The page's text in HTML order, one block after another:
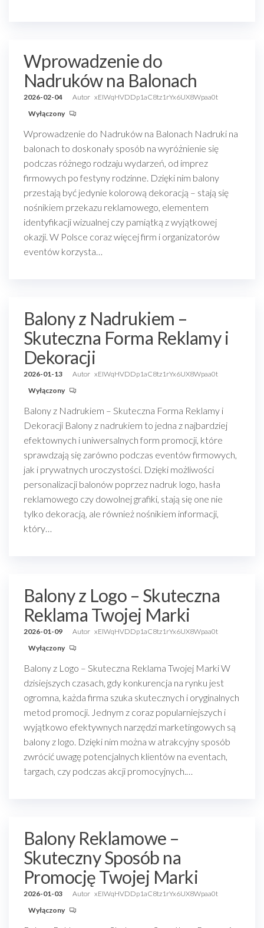
Wprowadzenie do
Nadruków na Balonach
2026-02-04 Autor xEIWqHVDDp1aC8tz1rYx6UX8Wpaa0t
Wyłączony
Wprowadzenie do Nadruków na Balonach Nadruki na
balonach to doskonały sposób na wyróżnienie się
podczas różnego rodzaju wydarzeń, od imprez
firmowych po festyny rodzinne. Dzięki nim balony
przestają być jedynie kolorową dekoracją – stają się
nośnikiem przekazu reklamowego, elementem
identyfikacji wizualnej czy pamiątką z wyjątkowej
okazji. W Polsce coraz więcej firm i organizatorów
eventów korzysta…
Balony z Nadrukiem –
Skuteczna Forma Reklamy i
Dekoracji
2026-01-13 Autor xEIWqHVDDp1aC8tz1rYx6UX8Wpaa0t
Wyłączony
Balony z Nadrukiem – Skuteczna Forma Reklamy i
Dekoracji Balony z nadrukiem to jedna z najbardziej
efektownych i uniwersalnych form promocji, które
sprawdzają się zarówno podczas eventów firmowych,
jak i prywatnych uroczystości. Dzięki możliwości
personalizacji balonów poprzez nadruk logo, hasła
reklamowego czy dowolnej grafiki, stają się one nie
tylko dekoracją, ale również nośnikiem informacji,
który…
Balony z Logo – Skuteczna
Reklama Twojej Marki
2026-01-09 Autor xEIWqHVDDp1aC8tz1rYx6UX8Wpaa0t
Wyłączony
Balony z Logo – Skuteczna Reklama Twojej Marki W
dzisiejszych czasach, gdy konkurencja na rynku jest
ogromna, każda firma szuka skutecznych i oryginalnych
metod promocji. Jednym z coraz popularniejszych i
wyjątkowo efektywnych narzędzi marketingowych są
balony z logo. Dzięki nim można w atrakcyjny sposób
zwrócić uwagę potencjalnych klientów na eventach,
targach, czy podczas akcji promocyjnych.…
Balony Reklamowe –
Skuteczny Sposób na
Promocję Twojej Marki
2026-01-03 Autor xEIWqHVDDp1aC8tz1rYx6UX8Wpaa0t
Wyłączony